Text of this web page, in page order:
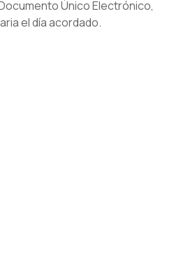
Único Electrónico,
el dí­a acordado.